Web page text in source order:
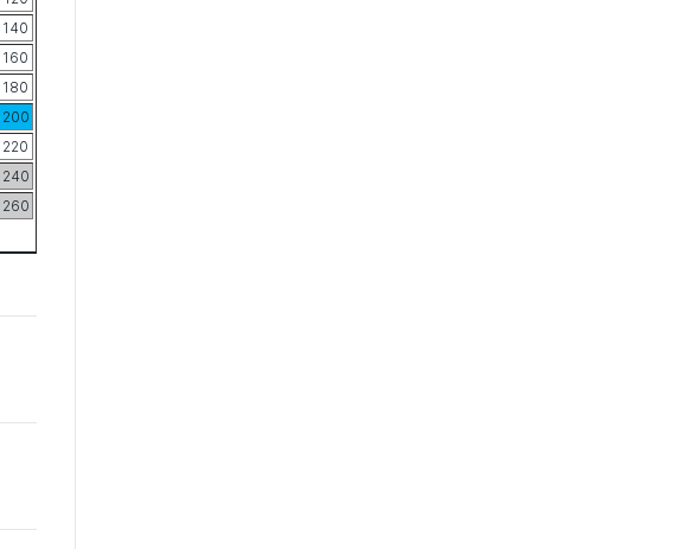
140
160
180
200
220
240
260